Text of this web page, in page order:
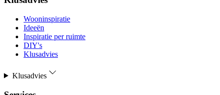
Wooninspiratie
Ideeën
Inspiratie per ruimte
DIY's
Klusadvies
Klusadvies